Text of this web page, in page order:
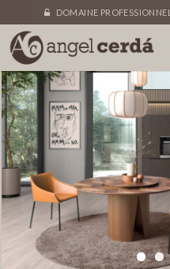
DOMAINE PROFESSIONNEL